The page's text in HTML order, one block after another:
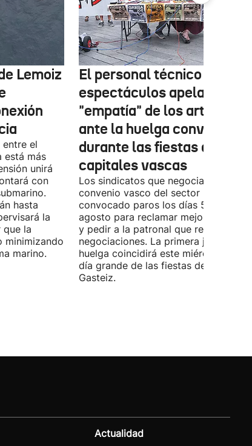
Lemoiz
el
está más
unirá
con
hasta
la
que la
minimizando
marino.
El personal técnico de
espectáculos apela a la
"empatía" de los artistas
ante la huelga convocada
durante las fiestas de las
capitales vascas
Los sindicatos que negocian el
convenio vasco del sector han
convocado paros los días 5, 14 y 26
agosto para reclamar mejoras
y pedir a la patronal que retome las
negociaciones. La primera jornada de
huelga coincidirá este miércoles con
día grande de las fiestas de Vitoria-
Gasteiz.
Actualidad